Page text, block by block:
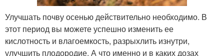
Улучшать почву осенью действительно необходимо. В
этот период вы можете успешно изменить ее
кислотность и влагоемкость, разрыхлить изнутри,
улучшить плодородие. А что именно и в каких дозах